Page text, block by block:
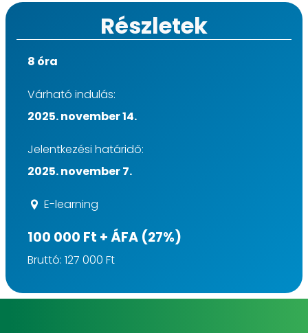
Részletek
8 óra
Várható indulás:
2025. november 14.
Jelentkezési határidő:
2025. november 7.
E-learning
100 000 Ft + ÁFA (27%)
Bruttó: 127 000 Ft